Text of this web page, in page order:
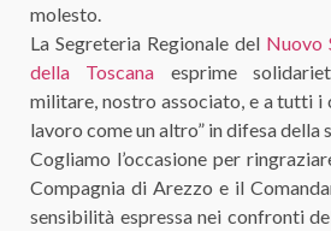
molesto.
La Segreteria Regionale del Nuovo
della Toscana esprime
militare, nostro associato, e a tutti i
lavoro come un altro” in difesa della
Cogliamo l’occasione per
Compagnia di Arezzo e il
sensibilità espressa nei confronti